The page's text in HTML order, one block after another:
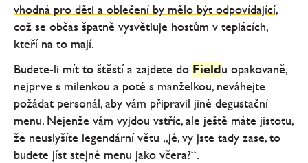
vhodná pro děti a oblečení by mělo být odpovídající,
což se občas špatně vysvětluje hostům v teplácích,
kteří na to mají.
Budete-li mít to štěstí a zajdete do Fieldu opakovaně,
nejprve s milenkou a poté s manželkou, neváhejte
požádat personál, aby vám připravil jiné degustační
menu. Nejenže vám vyjdou vstříc, ale ještě máte jistotu,
že neuslyšíte legendární větu „jé, vy jste tady zase, to
budete jíst stejné menu jako včera?“.